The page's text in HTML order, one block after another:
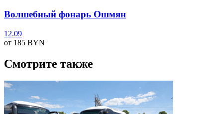
Волшебный фонарь Ошмян
12.09
от 185 BYN
Смотрите также